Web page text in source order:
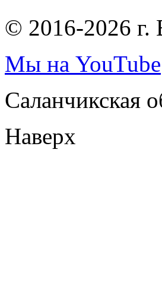
© 2016-2026 г.
Мы на YouTube
Саланчикская
Наверх